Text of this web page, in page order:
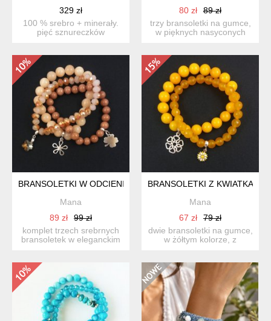
329 zł
100 % srebro + minerały.
pięć sznureczków
80 zł
89 zł
trzy bransoletki na gumce,
w pięknych nasyconych
BRANSOLETKI W ODCIENIU TOFFI
Mana
89 zł
99 zł
komplet trzech srebrnych
bransoletek w eleganckim
BRANSOLETKI Z KWIATKAMI
Mana
67 zł
79 zł
dwie bransoletki na gumce,
w żółtym kolorze, z